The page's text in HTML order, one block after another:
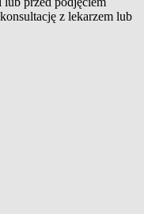
z lekarzem lub